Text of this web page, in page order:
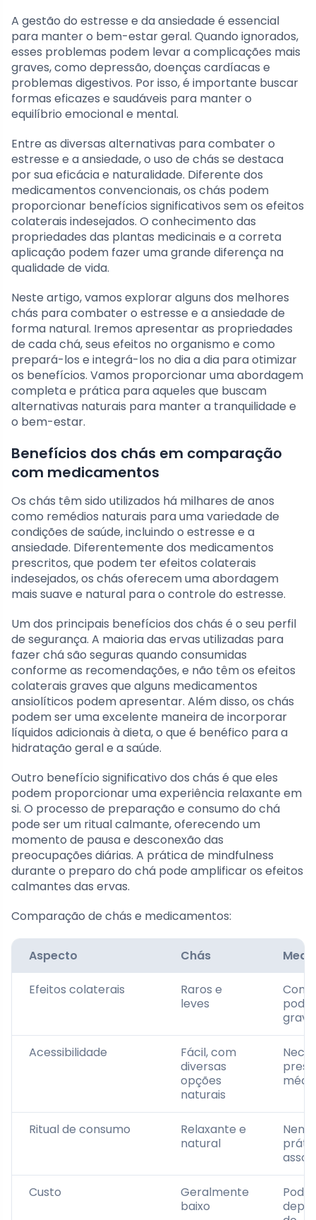
A gestão do estresse e da ansiedade é essencial
para manter o bem-estar geral. Quando ignorados,
esses problemas podem levar a complicações mais
graves, como depressão, doenças cardíacas e
problemas digestivos. Por isso, é importante buscar
formas eficazes e saudáveis para manter o
equilíbrio emocional e mental.
Entre as diversas alternativas para combater o
estresse e a ansiedade, o uso de chás se destaca
por sua eficácia e naturalidade. Diferente dos
medicamentos convencionais, os chás podem
proporcionar benefícios significativos sem os efeitos
colaterais indesejados. O conhecimento das
propriedades das plantas medicinais e a correta
aplicação podem fazer uma grande diferença na
qualidade de vida.
Neste artigo, vamos explorar alguns dos melhores
chás para combater o estresse e a ansiedade de
forma natural. Iremos apresentar as propriedades
de cada chá, seus efeitos no organismo e como
prepará-los e integrá-los no dia a dia para otimizar
os benefícios. Vamos proporcionar uma abordagem
completa e prática para aqueles que buscam
alternativas naturais para manter a tranquilidade e
o bem-estar.
Benefícios dos chás em comparação
com medicamentos
Os chás têm sido utilizados há milhares de anos
como remédios naturais para uma variedade de
condições de saúde, incluindo o estresse e a
ansiedade. Diferentemente dos medicamentos
prescritos, que podem ter efeitos colaterais
indesejados, os chás oferecem uma abordagem
mais suave e natural para o controle do estresse.
Um dos principais benefícios dos chás é o seu perfil
de segurança. A maioria das ervas utilizadas para
fazer chá são seguras quando consumidas
conforme as recomendações, e não têm os efeitos
colaterais graves que alguns medicamentos
ansiolíticos podem apresentar. Além disso, os chás
podem ser uma excelente maneira de incorporar
líquidos adicionais à dieta, o que é benéfico para a
hidratação geral e a saúde.
Outro benefício significativo dos chás é que eles
podem proporcionar uma experiência relaxante em
si. O processo de preparação e consumo do chá
pode ser um ritual calmante, oferecendo um
momento de pausa e desconexão das
preocupações diárias. A prática de mindfulness
durante o preparo do chá pode amplificar os efeitos
calmantes das ervas.
Comparação de chás e medicamentos:
Aspecto Chás
Efeitos colaterais
Raros e
leves
Acessibilidade
Fácil, com
diversas
opções
naturais
Ritual de consumo
Relaxante e
natural
Custo
Geralmente
baixo
Pode